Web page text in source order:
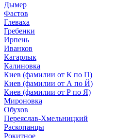
Дымер
Фастов
Глеваха
Гребенки
Ирпень
Иванков
Кагарлык
Калиновка
Киев (фамилии от К по П)
Киев (фамилии от А по Й)
Киев (фамилии от Р по Я)
Мироновка
Обухов
Переяслав-Хмельницкий
Раскопанцы
Рокитное